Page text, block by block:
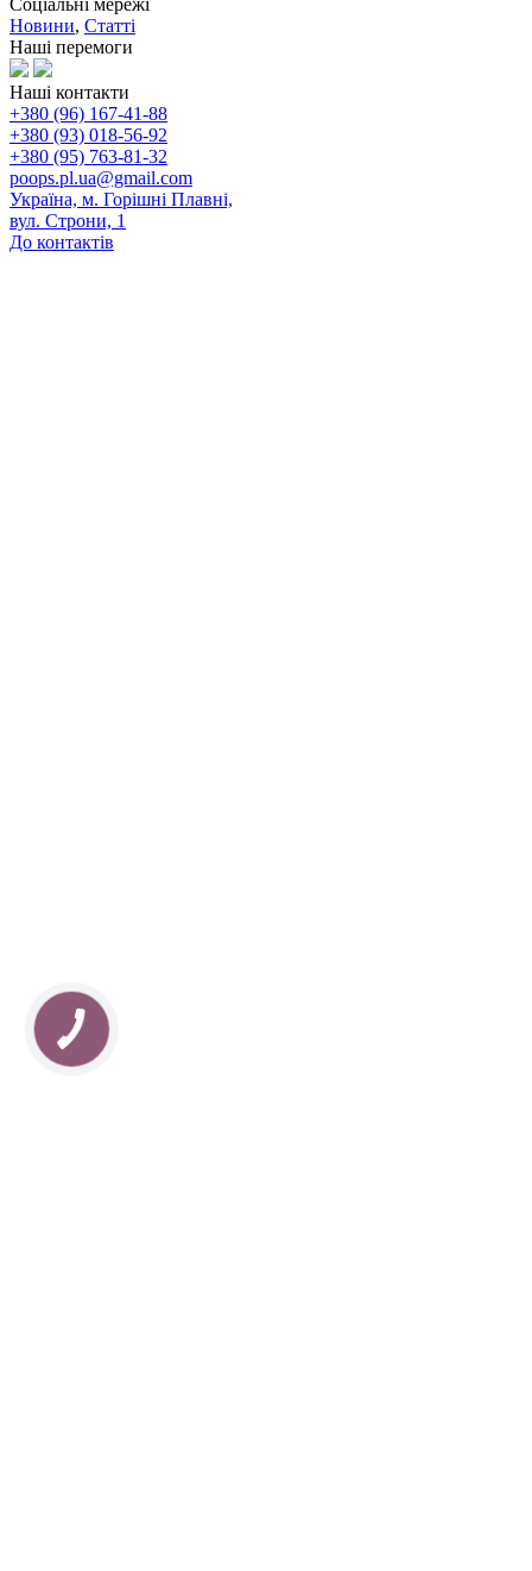
Новини, Статті
Наші перемоги
Наші контакти
+380 (96) 167-41-88
+380 (93) 018-56-92
+380 (95) 763-81-32
poops.pl.ua@gmail.com
Україна, м. Горішні Плавні,
вул. Строни, 1
До контактів